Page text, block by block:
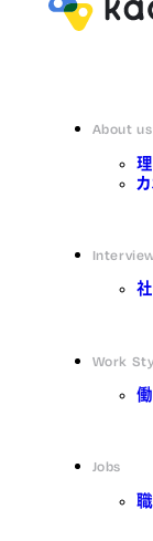
About us
Work
Jobs